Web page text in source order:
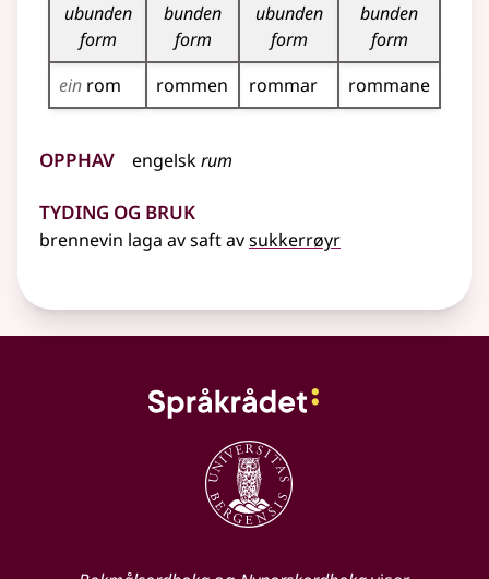
ubunden
form
bunden
form
ubunden
form
bunden
form
ein rom rommen rommar rommane
Opphav engelskrum
Tyding og bruk
brennevin laga av saft avsukkerrøyr